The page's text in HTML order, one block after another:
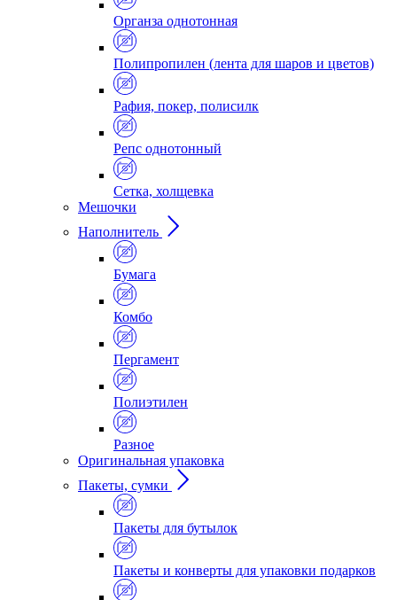
Органза однотонная
Полипропилен (лента для шаров и цветов)
Рафия, покер, полисилк
Репс однотонный
Сетка, холщевка
Мешочки
Наполнитель
Бумага
Комбо
Пергамент
Полиэтилен
Разное
Оригинальная упаковка
Пакеты, сумки
Пакеты для бутылок
Пакеты и конверты для упаковки подарков